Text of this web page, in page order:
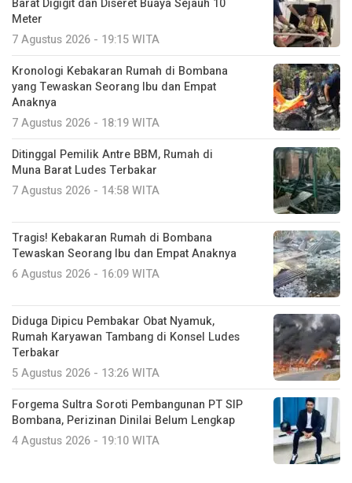
Barat Digigit dan Diseret Buaya Sejauh 10
Meter
7 Agustus 2026 - 19:15 WITA
Kronologi Kebakaran Rumah di Bombana
yang Tewaskan Seorang Ibu dan Empat
Anaknya
7 Agustus 2026 - 18:19 WITA
Ditinggal Pemilik Antre BBM, Rumah di
Muna Barat Ludes Terbakar
7 Agustus 2026 - 14:58 WITA
Tragis! Kebakaran Rumah di Bombana
Tewaskan Seorang Ibu dan Empat Anaknya
6 Agustus 2026 - 16:09 WITA
Diduga Dipicu Pembakar Obat Nyamuk,
Rumah Karyawan Tambang di Konsel Ludes
Terbakar
5 Agustus 2026 - 13:26 WITA
Forgema Sultra Soroti Pembangunan PT SIP
Bombana, Perizinan Dinilai Belum Lengkap
4 Agustus 2026 - 19:10 WITA